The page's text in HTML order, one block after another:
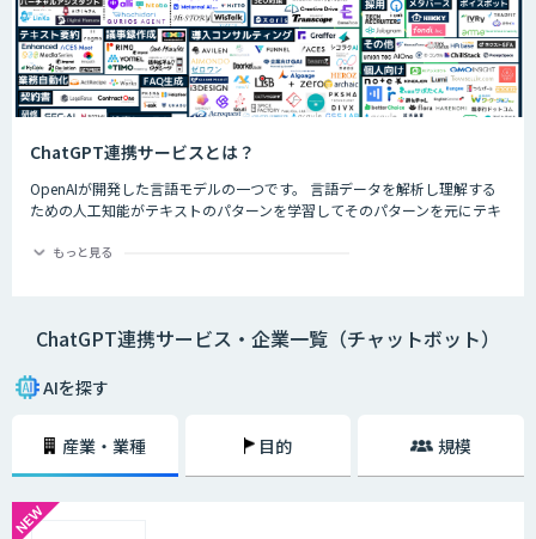
ChatGPT連携サービスとは？
OpenAIが開発した言語モデルの一つです。 言語データを解析し理解する
ための人工知能がテキストのパターンを学習してそのパターンを元にテキ
ChatGPTの最大の特徴として、人間との自然な対話を模倣することがで
もっと見る
ChatGPT連携サービス・企業一覧（チャットボット）
AIを探す
産業・業種 目的 規模